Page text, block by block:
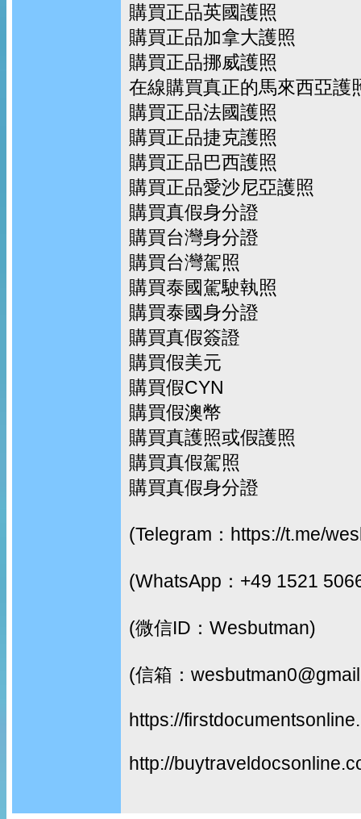
購買正品英國護照
購買正品加拿大護照
購買正品挪威護照
在線購買真正的馬來西亞護
購買正品法國護照
購買正品捷克護照
購買正品巴西護照
購買正品愛沙尼亞護照
購買真假身分證
購買台灣身分證
購買台灣駕照
購買泰國駕駛執照
購買泰國身分證
購買真假簽證
購買假美元
購買假CYN
購買假澳幣
購買真護照或假護照
購買真假駕照
購買真假身分證
(Telegram：https://t.me/
(WhatsApp：+49 1521
(微信ID：Wesbutman)
(信箱：
https://
http://